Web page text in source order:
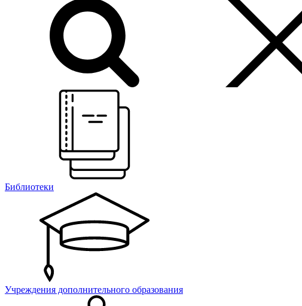
Библиотеки
Учреждения дополнительного образования